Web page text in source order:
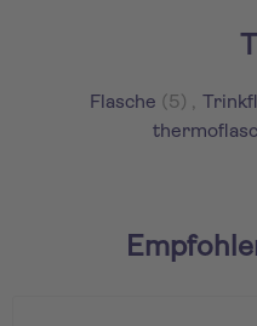
Flasche (5) ,